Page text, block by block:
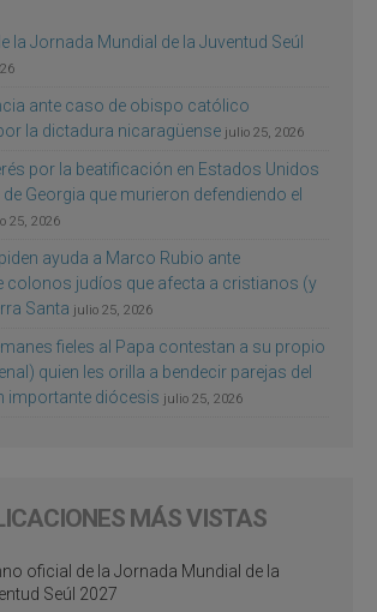
la Jornada Mundial de la Juventud Seúl
ante caso de obispo católico
la dictadura nicaragüense julio 25, 2026
por la beatificación en Estados Unidos
Georgia que murieron defendiendo el
25, 2026
ayuda a Marco Rubio ante
colonos judíos que afecta a cristianos (y
Santa julio 25, 2026
fieles al Papa contestan a su propio
quien les orilla a bendecir parejas del
importante diócesis julio 25, 2026
MÁS VISTAS
oficial de la Jornada Mundial de la
Seúl 2027